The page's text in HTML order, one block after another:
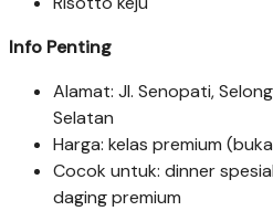
Info Penting
Alamat: Jl. Senopati,
Selatan
Harga: kelas premium
Cocok untuk: dinner
daging premium